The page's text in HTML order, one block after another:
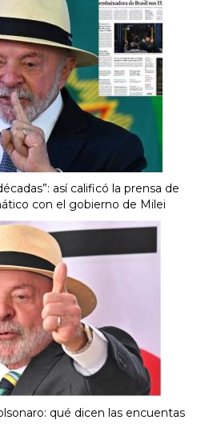
así calificó la prensa de
con el gobierno de Milei
qué dicen las encuentas